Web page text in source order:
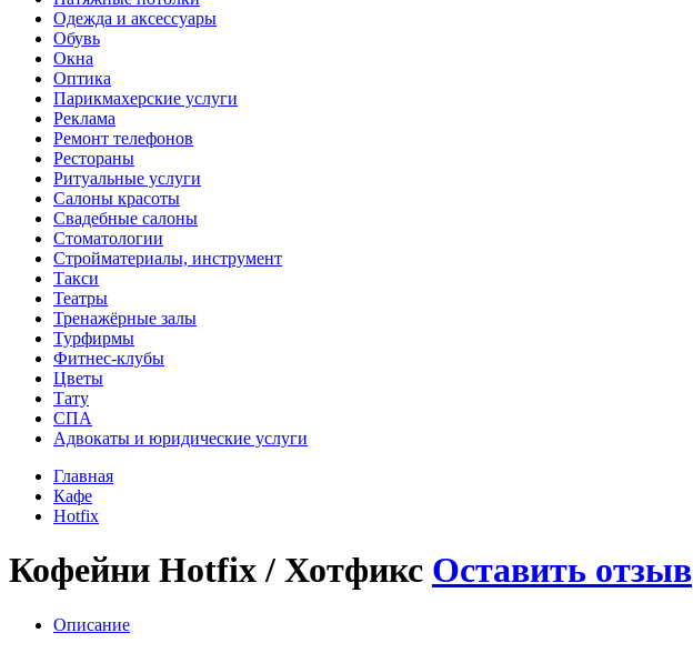
Одежда и аксессуары
Обувь
Окна
Оптика
Парикмахерские услуги
Реклама
Ремонт телефонов
Рестораны
Ритуальные услуги
Салоны красоты
Свадебные салоны
Стоматологии
Стройматериалы, инструмент
Такси
Театры
Тренажёрные залы
Турфирмы
Фитнес-клубы
Цветы
Тату
СПА
Адвокаты и юридические услуги
Главная
Кафе
Hotfix
Кофейни Hotfix / Хотфикс Оставить отзыв
Описание